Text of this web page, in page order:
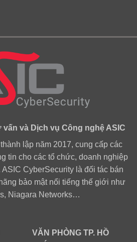
và Dịch vụ Công nghệ ASIC
lập năm 2017, cung cấp các
tin cho các tổ chức, doanh nghiệp
CyberSecurity là đối tác bán
bảo mật nổi tiếng thế giới như
Niagara Networks…
VĂN PHÒNG TP. HỒ